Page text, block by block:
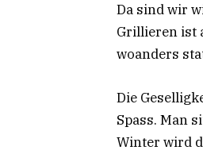
Da sind wir
Grillieren ist
woanders
Die
Spass. Man
Winter wird